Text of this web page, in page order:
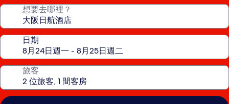
想要去哪裡？
日期
旅客